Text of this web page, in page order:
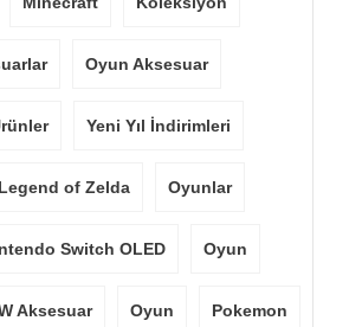
Oyun Aksesuar
Yeni Yıl İndirimleri
Legend of Zelda Oyunlar
Switch OLED Oyun
Aksesuar Oyun Pokemon